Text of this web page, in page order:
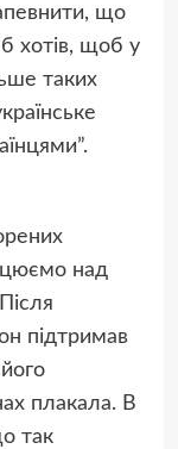
що
хотів, щоб у
таких
над
підтримав
плакала. В
так